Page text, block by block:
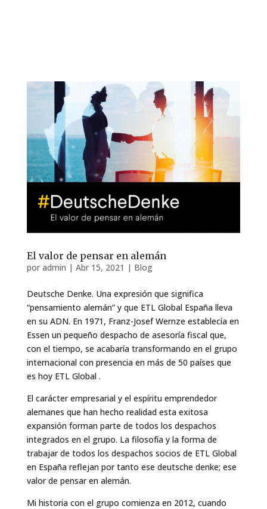
El valor de pensar en alemán
por admin | Abr 15, 2021 | Blog
Deutsche Denke. Una expresión que significa
“pensamiento alemán” y que ETL Global España lleva
en su ADN. En 1971, Franz-Josef Wernze establecía en
Essen un pequeño despacho de asesoría fiscal que,
con el tiempo, se acabaría transformando en el grupo
internacional con presencia en más de 50 países que
es hoy ETL Global .
El carácter empresarial y el espíritu emprendedor
alemanes que han hecho realidad esta exitosa
expansión forman parte de todos los despachos
integrados en el grupo. La filosofía y la forma de
trabajar de todos los despachos socios de ETL Global
en España reflejan por tanto ese deutsche denke; ese
valor de pensar en alemán.
Mi historia con el grupo comienza en 2012, cuando